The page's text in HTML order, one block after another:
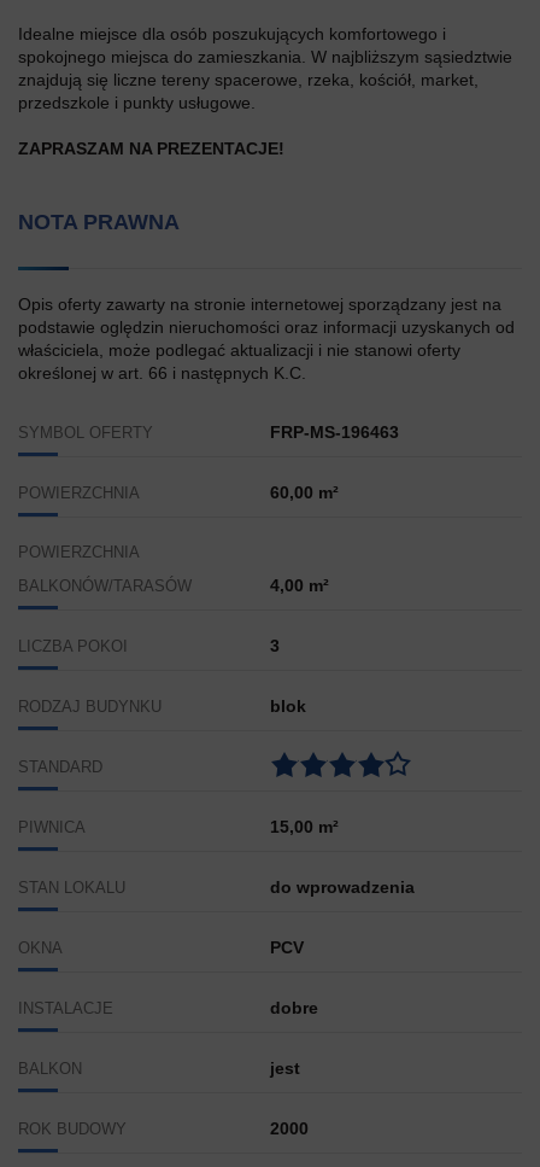
Idealne miejsce dla osób poszukujących komfortowego i
spokojnego miejsca do zamieszkania. W najbliższym sąsiedztwie
znajdują się liczne tereny spacerowe, rzeka, kościół, market,
przedszkole i punkty usługowe.
ZAPRASZAM NA PREZENTACJE!
NOTA PRAWNA
Opis oferty zawarty na stronie internetowej sporządzany jest na
podstawie oględzin nieruchomości oraz informacji uzyskanych od
właściciela, może podlegać aktualizacji i nie stanowi oferty
określonej w art. 66 i następnych K.C.
SYMBOL OFERTY FRP-MS-196463
POWIERZCHNIA 60,00 m²
POWIERZCHNIA
BALKONÓW/TARASÓW
4,00 m²
LICZBA POKOI 3
RODZAJ BUDYNKU blok
STANDARD
PIWNICA 15,00 m²
STAN LOKALU do wprowadzenia
OKNA PCV
INSTALACJE dobre
BALKON jest
ROK BUDOWY 2000